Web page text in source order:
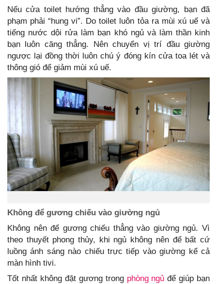
Nếu cửa toilet hướng thẳng vào đầu giường, bạn đã
phạm phải “hung vi”. Do toilet luôn tỏa ra mùi xú uế và
tiếng nước dội rửa làm bạn khó ngủ và làm thần kinh
bạn luôn căng thẳng. Nên chuyển vị trí đầu giường
ngược lại đồng thời luôn chú ý đóng kín cửa toa lét và
thông gió để giảm mùi xú uế.
Không để gương chiếu vào giường ngủ
Không nên để gương chiếu thẳng vào giường ngủ. Vì
theo thuyết phong thủy, khi ngủ không nên để bất cứ
luồng ánh sáng nào chiếu trực tiếp vào giường kể cả
màn hình tivi.
Tốt nhất không đặt gương trong phòng ngủ để giúp bạn